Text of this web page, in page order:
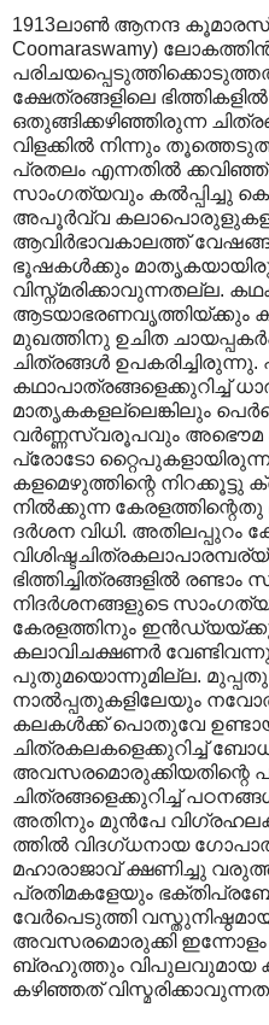
1913ലാണ്‍ ആനന്ദ
Coomaraswamy)
ക്ഷേത്രങ്ങളിലെ ഭിത്തികളില്‍
ഒതുങ്ങിക്കഴിഞ്ഞിരുന്ന
വിളക്കില്‍ നിന്നും
പ്രതലം എന്നതില്‍ ക്കവിഞ്ഞ്
സാംഗത്യവും കല്‍പ്പിച്ചു
അപൂര്‍വ്വ കലാപൊരുളുകള്
ആവിര്‍ഭാവകാലത്ത്
ഭൂഷകള്‍ക്കും
വിസ്ന്മരിക്കാവുന്നതല്ല.
ആടയാഭരണവൃത്തിയ്ക്കും
മുഖത്തിനു ഉചിത
ചിത്രങ്ങള്‍
കഥാപാത്രങ്ങളെക്കുറിച്ച്
മാതൃകകളല്ലെങ്കിലും
വര്‍ണ്ണസ്വരൂപവും അഭൌമ
പ്രോടോ റ്റൈപുകളായിരുന്നു
കളമെഴുത്തിന്റെ നിറക്കൂട്ടു
നില്‍ക്കുന്ന
ദര്‍ശന വിധി. അതിലപ്പുറം
ഭിത്തിച്ചിത്രങ്ങളില്‍
നിദര്‍ശനങ്ങളുടെ
കേരളത്തിനും
കലാവിചക്ഷണര്‍
പുതുമയൊന്നുമില്ല.
നാല്‍പ്പതുകളിലേയും
കലകള്‍ക്ക് പൊതുവേ
ചിത്രകലകളെക്കുറിച്ച്
അവസരമൊരുക്കിയതിന്റെ
ചിത്രങ്ങളെക്കുറിച്ച്
അതിനും മുന്‍പേ
ത്തില്‍‍ വിദഗ്‌ധനായ
മഹാരാജാവ് ക്ഷണിച്ചു
പ്രതിമകളേയും
വേര്‍പെടുത്തി
അവസരമൊരുക്കി ഇന്നോളം
ബ്രഹുത്തും വിപുലവുമായ
കഴിഞ്ഞത്